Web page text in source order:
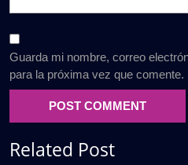
Guarda mi nombre, correo
para la próxima vez que comente.
Related Post